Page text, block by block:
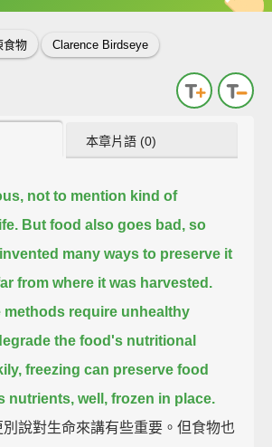
食物 Clarence Birdseye
本章片語 (0)
not to mention kind of
But food also goes bad, so
many ways to preserve it
from where it was harvested.
methods require unhealthy
the food's nutritional
freezing can preserve food
nutrients, well, frozen in place.
說對生命來講有些重要。但食物也